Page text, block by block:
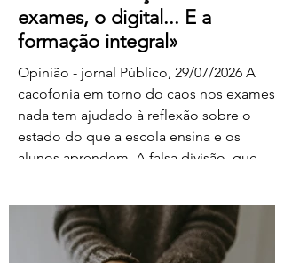
exames, o digital... E a
formação integral»
Opinião - jornal Público, 29/07/2026 A
cacofonia em torno do caos nos exames
nada tem ajudado à reflexão sobre o
estado do que a escola ensina e os
alunos aprendem. A falsa divisão, que
e os da ignorância, os do rigor e os do
facilitismo, os da inovação e os